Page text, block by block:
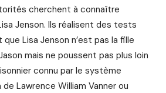
cherchent à connaître
Jenson. Ils réalisent des tests
Lisa Jenson n’est pas la fille
mais ne poussent pas plus loin
connu par le système
Lawrence William Vanner ou